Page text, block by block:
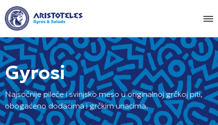
Gyrosi
Najsočnije pileće i svinjsko meso u originalnoj grčkoj piti,
obogaćeno dodacima i grčkim unacima.